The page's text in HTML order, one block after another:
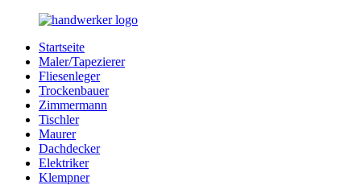
Zurück
Inhalt
Bessere-
Handwerker.de
Handwerker
Ihrer
Nähe
Startseite
Maler/Tapezierer
Fliesenleger
Trockenbauer
Zimmermann
Tischler
Maurer
Dachdecker
Elektriker
Klempner